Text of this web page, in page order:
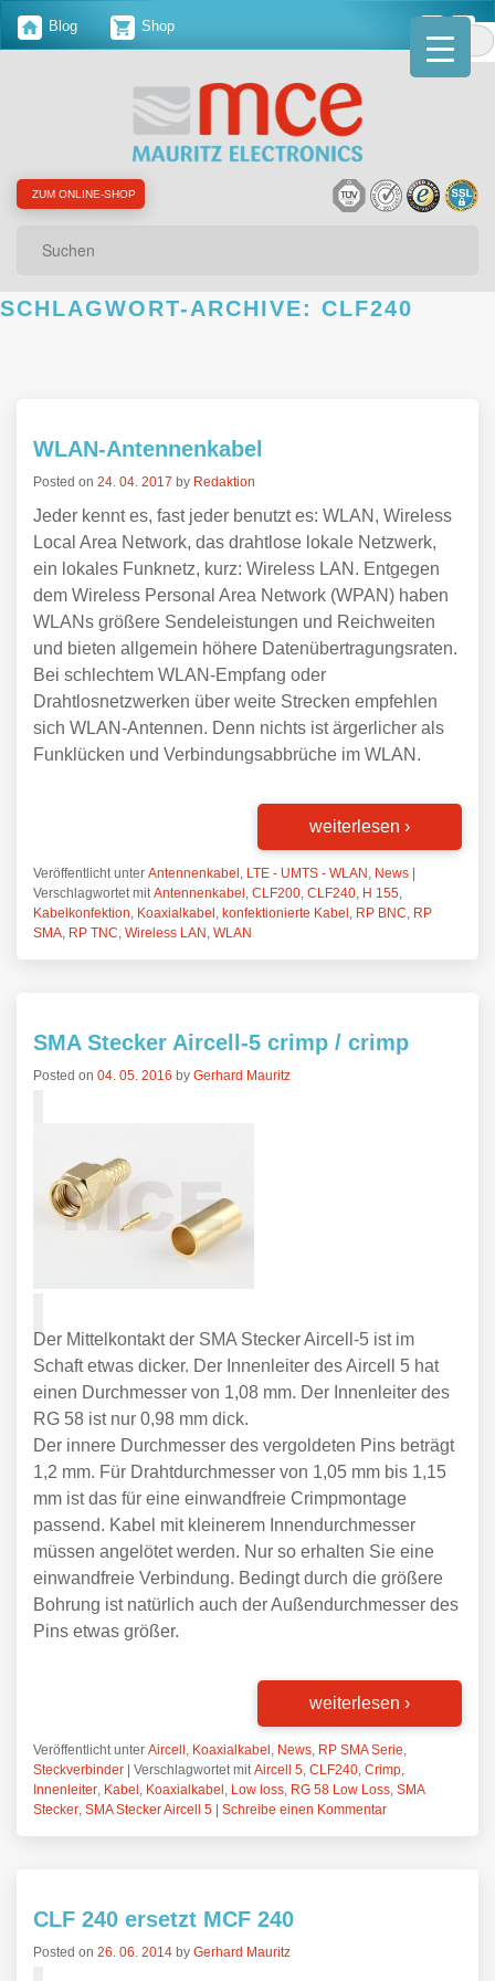
Blog Shop
ZUM ONLINE-SHOP
SCHLAGWORT-ARCHIVE: CLF240
WLAN-Antennenkabel
Posted on 24. 04. 2017 by Redaktion
Jeder kennt es, fast jeder benutzt es: WLAN, Wireless
Local Area Network, das drahtlose lokale Netzwerk,
ein lokales Funknetz, kurz: Wireless LAN. Entgegen
dem Wireless Personal Area Network (WPAN) haben
WLANs größere Sendeleistungen und Reichweiten
und bieten allgemein höhere Datenübertragungsraten.
Bei schlechtem WLAN-Empfang oder
Drahtlosnetzwerken über weite Strecken empfehlen
sich WLAN-Antennen. Denn nichts ist ärgerlicher als
Funklücken und Verbindungsabbrüche im WLAN.
weiterlesen ›
Veröffentlicht unter Antennenkabel LTE - UMTS - WLAN News |
Verschlagwortet mit Antennenkabel CLF200 CLF240 H 155
Kabelkonfektion Koaxialkabel konfektionierte Kabel RP BNC RP
SMA RP TNC Wireless LAN WLAN
SMA Stecker Aircell-5 crimp / crimp
Posted on 04. 05. 2016 by Gerhard Mauritz
Der Mittelkontakt der SMA Stecker Aircell-5 ist im
Schaft etwas dicker. Der Innenleiter des Aircell 5 hat
einen Durchmesser von 1,08 mm. Der Innenleiter des
RG 58 ist nur 0,98 mm dick.
Der innere Durchmesser des vergoldeten Pins beträgt
1,2 mm. Für Drahtdurchmesser von 1,05 mm bis 1,15
mm ist das für eine einwandfreie Crimpmontage
passend. Kabel mit kleinerem Innendurchmesser
müssen angelötet werden. Nur so erhalten Sie eine
einwandfreie Verbindung. Bedingt durch die größere
Bohrung ist natürlich auch der Außendurchmesser des
Pins etwas größer.
weiterlesen ›
Veröffentlicht unter Aircell Koaxialkabel News RP SMA Serie
Steckverbinder | Verschlagwortet mit Aircell 5 CLF240 Crimp
Innenleiter Kabel Koaxialkabel Low loss RG 58 Low Loss SMA
Stecker SMA Stecker Aircell 5 | Schreibe einen Kommentar
CLF 240 ersetzt MCF 240
Posted on 26. 06. 2014 by Gerhard Mauritz